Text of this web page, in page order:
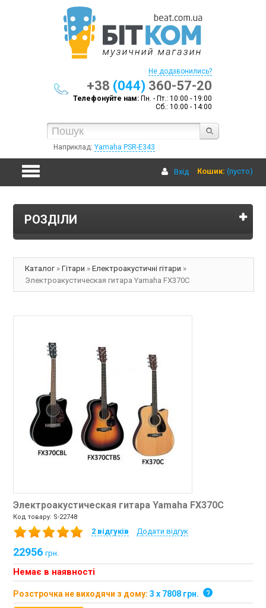
Не додзвонились?
+38 (044) 360-57-20
Телефонуйте нам: Пн. - Пт.: 10:00 - 19:00
Сб.: 10:00 - 14:00
Наприклад: Yamaha PSR-E343
Кошик: (пусто)
Вхід
ОПЛАТА І ДОСТАВКА
КРЕДИТ
ГАРАНТІЯ
РОЗДІЛИ
Каталог»Гітари »Електроакустичні гітари »
Электроакустическая гитара Yamaha FX370C
Электроакустическая гитара Yamaha FX370C
Код товару: S-22748
2 відгуків Додати відгук
22956грн.
Немає в наявності
Розстрочка не виходячи з дому:3 х 7808 грн. ?